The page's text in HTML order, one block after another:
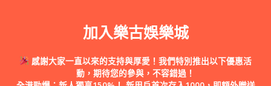
加入樂古娛樂城
感謝大家一直以來的支持與厚愛！我們特別推出以下優惠活
動，期待您的參與，不容錯過！